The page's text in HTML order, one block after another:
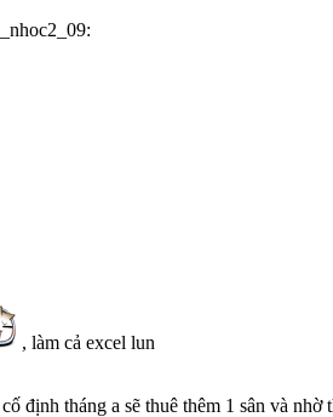
, làm cả excel lun
định tháng a sẽ thuê thêm 1 sân và